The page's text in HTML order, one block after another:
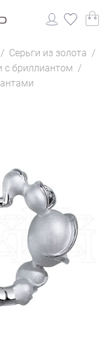
/ Серьги из золота /
с бриллиантом /